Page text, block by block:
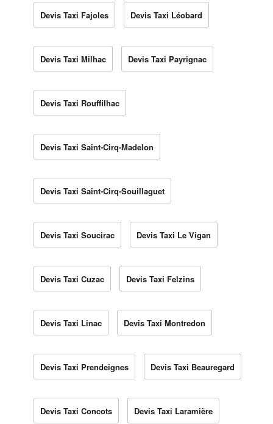
Devis Taxi Fajoles Devis Taxi Léobard
Devis Taxi Milhac Devis Taxi Payrignac
Devis Taxi Rouffilhac
Devis Taxi Saint-Cirq-Madelon
Devis Taxi Saint-Cirq-Souillaguet
Devis Taxi Soucirac Devis Taxi Le Vigan
Devis Taxi Cuzac Devis Taxi Felzins
Devis Taxi Linac Devis Taxi Montredon
Devis Taxi Prendeignes Devis Taxi Beauregard
Devis Taxi Concots Devis Taxi Laramière